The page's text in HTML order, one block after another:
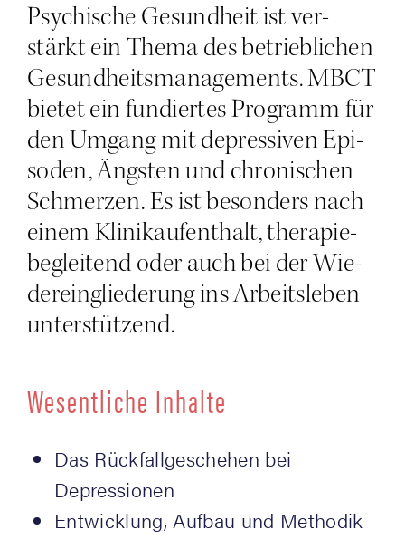
Psy­chi­sche Gesund­heit ist ver­
stärkt ein The­ma des betrieb­li­chen
Gesund­heits­ma­nage­ments. MBCT
bie­tet ein fun­dier­tes Pro­gramm für
den Umgang mit depres­si­ven Epi­
so­den, Ängs­ten und chro­ni­schen
Schmer­zen. Es ist beson­ders nach
einem Kli­nik­auf­ent­halt, the­ra­pie­
be­glei­tend oder auch bei der Wie­
der­ein­glie­de­rung ins Arbeits­le­ben
unterstützend.
Wesent­li­che Inhalte
Das Rück­fall­ge­sche­hen bei
Depressionen
Ent­wick­lung, Auf­bau und Metho­dik